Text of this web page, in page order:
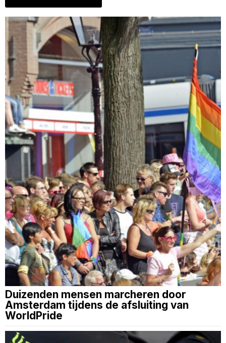
Duizenden mensen marcheren door
Amsterdam tijdens de afsluiting van
WorldPride